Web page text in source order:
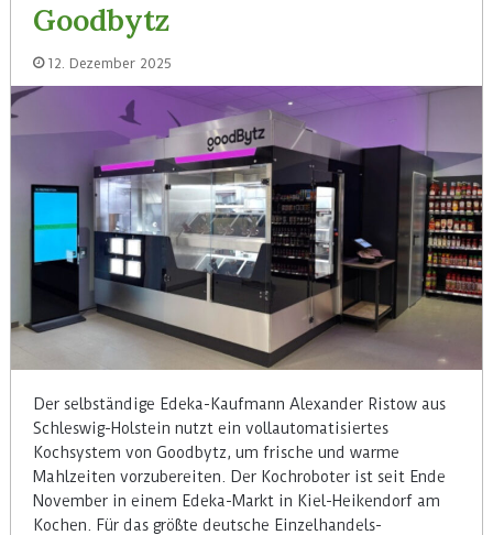
Goodbytz
12. Dezember 2025
Der selbständige Edeka-Kaufmann Alexander Ristow aus
Schleswig-Holstein nutzt ein vollautomatisiertes
Kochsystem von Goodbytz, um frische und warme
Mahlzeiten vorzubereiten. Der Kochroboter ist seit Ende
November in einem Edeka-Markt in Kiel-Heikendorf am
Kochen. Für das größte deutsche Einzelhandels-